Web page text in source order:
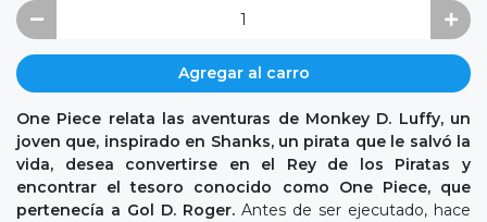
Agregar al carro
One Piece relata las aventuras de Monkey D. Luffy, un
joven que, inspirado en Shanks, un pirata que le salvó la
vida, desea convertirse en el Rey de los Piratas y
encontrar el tesoro conocido como One Piece, que
pertenecía a Gol D. Roger. Antes de ser ejecutado, hace